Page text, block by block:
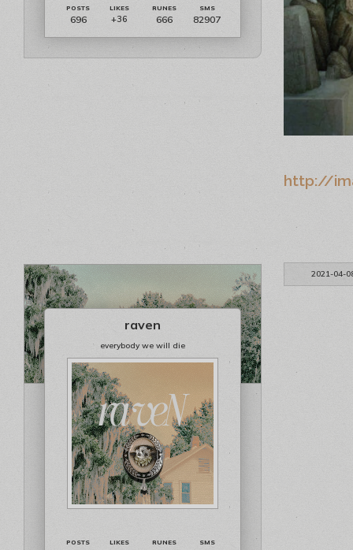
696 +36 666 82907
http://
2021-04-
raven
everybody we will die